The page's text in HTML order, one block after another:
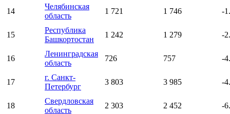
14
Челябинская
область
1 721 1 746 -
15
Республика
Башкортостан
1 242 1 279 -
16
Ленинградская
область
726 757 -
17
г. Санкт-
Петербург
3 803 3 985 -
18
Свердловская
область
2 303 2 452 -